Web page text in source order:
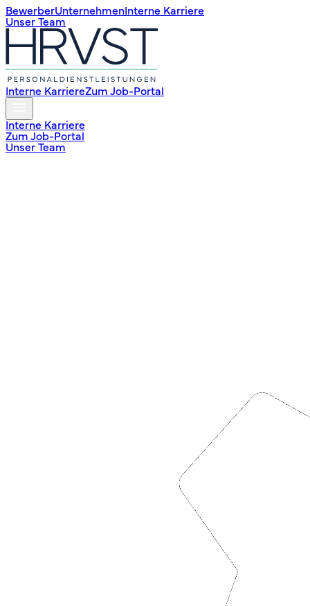
BewerberUnternehmen Interne Karriere
Unser Team
Interne KarriereZum Job-Portal
Interne Karriere
Zum Job-Portal
Unser Team